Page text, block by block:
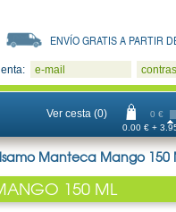
ENVÍO GRATIS A PARTIR
e-mail
Ver cesta (0) 0 €
0.00 € +
Manteca Mango 150
150 ML